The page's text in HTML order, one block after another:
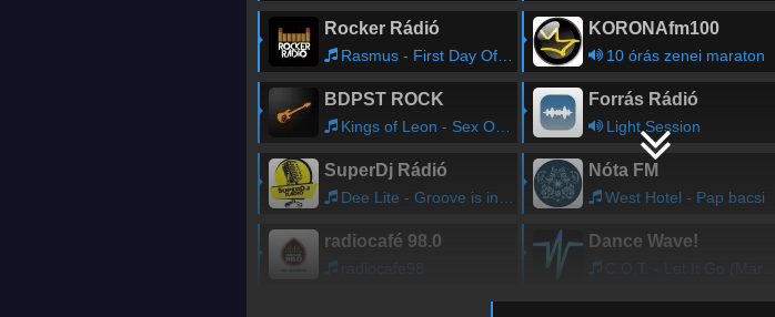
Rocker Rádió
Rasmus - First Day Of My Life
KORONAfm100
10 órás zenei maraton
BDPST ROCK
Kings of Leon - Sex On Fire
Forrás Rádió
Light Session
SuperDj Rádió
Dee Lite - Groove is in the heart
Nóta FM
West Hotel - Pap bacsi
radiocafé 98.0
radiocafe98
Dance Wave!
C.O.T. - Let It Go (Mark Knight Edit)